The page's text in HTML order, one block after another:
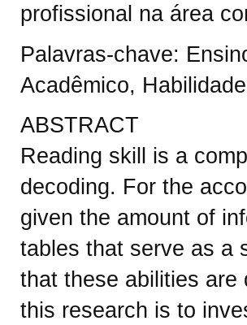
profissional na área
Palavras-chave:
Acadêmico,
ABSTRACT
Reading skill is a
decoding. For the
given the amount of
tables that serve as a
that these abilities are
this research is to